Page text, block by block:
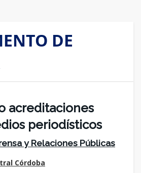
DE
acreditaciones
periodísticos
y Relaciones Públicas
Córdoba